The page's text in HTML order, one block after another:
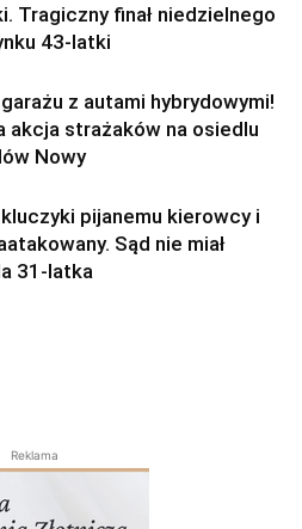
Tragiczny finał niedzielnego
43-latki
z autami hybrydowymi!
akcja strażaków na osiedlu
Nowy
kluczyki pijanemu kierowcy i
Sąd nie miał
31-latka
Reklama